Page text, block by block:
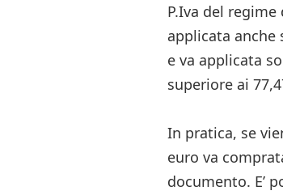
P.Iva del
applicata anche
e va applicata
superiore ai
In pratica, se
euro va
documento. E’